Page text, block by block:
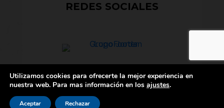
REDES SOCIALES
Empresa Ecuatoriana establecida en 1996.
Dedicada a la importación, venta y
distribución de repuestos automotrices de
alta calidad.
¡Chatea con Nosotros!
Utilizamos cookies para ofrecerte la mejor experiencia en
nuestra web. Para mas información en los ajustes.
Aceptar Rechazar